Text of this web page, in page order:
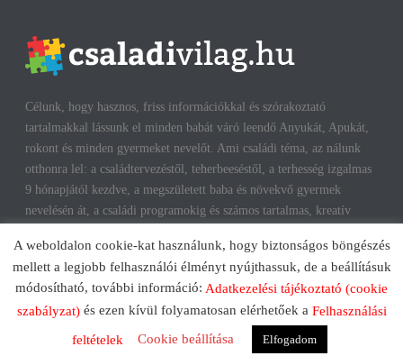
Célunk, hogy hasznos, friss információkkal és szórakoztató
tartalmakkal lássunk el minden babát váró leendő Anyukát, Apukát,
rokont és minden gyermeket nevelőt. Ami családi téma, az nálunk
otthonra lel: a családtervezéstől, teherbeeséstől, a terhesség izgalmas
9 hónapjától kezdve, a megszületett baba és növekvő gyermek
nevelésén át, a családi programokig és számos tartalmas, kreatív
gyermekkorhoz, gyerekeink testi és lelki egészségéhez az út többek
között a szülők megfelelő attitűdje, kíváncsisága, jól informáltsága
mentén vezet. Reméljük, mi is segítünk ezen az úton!
A weboldalon cookie-kat használunk, hogy biztonságos böngészés
mellett a legjobb felhasználói élményt nyújthassuk, de a beállításuk
módosítható, további információ: Adatkezelési tájékoztató (cookie
szabályzat) és ezen kívül folyamatosan elérhetőek a Felhasználási
feltételek Cookie beállítása Elfogadom